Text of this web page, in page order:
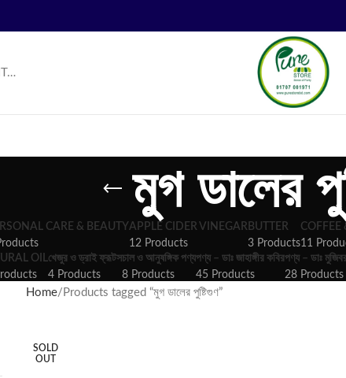
মুগ ডালের
CARE & BEAUTYAPPLE CIDER VINEGAR
12 Products
BUTTER
3 Products
COFFEE
11
OILখেজুর ও ড্রাই ফ্রূটস
4 Products
চাল ও আনুষঙ্গিক পণ্য
8 Products
পণ্য – ডাঃ জাহাঙ্গীর কবির
45 Products
পণ্য – ডাঃ
28 Products
Home Products tagged “মুগ ডালের পুষ্টিগুণ”
SOLD
OUT